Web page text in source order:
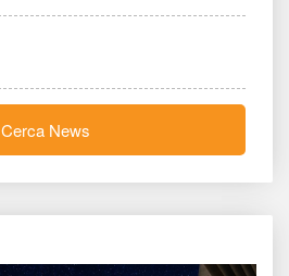
Cerca New